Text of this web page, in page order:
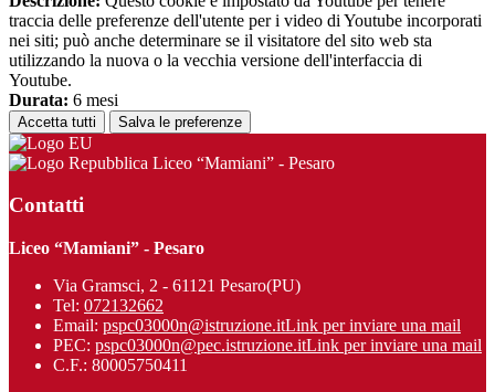
traccia delle preferenze dell'utente per i video di Youtube incorporati
nei siti; può anche determinare se il visitatore del sito web sta
utilizzando la nuova o la vecchia versione dell'interfaccia di
Youtube.
Durata: 6 mesi
Accetta tutti Salva le preferenze
Liceo “Mamiani” - Pesaro
Contatti
Liceo “Mamiani” - Pesaro
Via Gramsci, 2 - 61121 Pesaro(PU)
Tel: 072132662
Email: pspc03000n@istruzione.itLink per inviare una mail
PEC: pspc03000n@pec.istruzione.itLink per inviare una mail
C.F.: 80005750411